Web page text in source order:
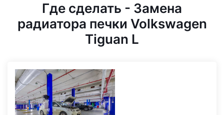
Где сделать - Замена
радиатора печки Volkswagen
Tiguan L